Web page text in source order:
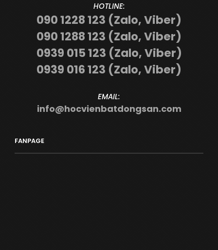
HOTLINE:
090 1228 123 (Zalo, Viber)
090 1288 123 (Zalo, Viber)
0939 015 123 (Zalo, Viber)
0939 016 123 (Zalo, Viber)
EMAIL:
info@hocvienbatdongsan.com
FANPAGE